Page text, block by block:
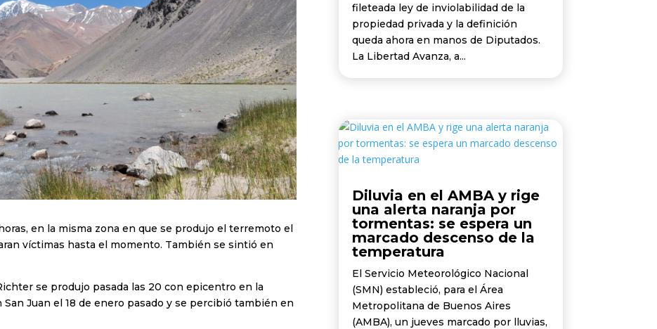
en la misma zona en que se produjo el terremoto el
víctimas hasta el momento. También se sintió en
se produjo pasada las 20 con epicentro en la
Juan el 18 de enero pasado y se percibió también en
fileteada ley de inviolabilidad de la
propiedad privada y la definición
queda ahora en manos de Diputados.
La Libertad Avanza, a...
Diluvia en el AMBA y rige
una alerta naranja por
tormentas: se espera un
marcado descenso de la
temperatura
El Servicio Meteorológico Nacional
(SMN) estableció, para el Área
Metropolitana de Buenos Aires
(AMBA), un jueves marcado por lluvias,